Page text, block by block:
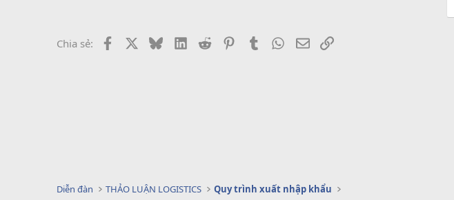
Chia sẻ: Facebook BlueskyLinkedIn
Reddit PinterestTumblr WhatsApp
EmailLink
Diễn đàn THẢO LUẬN LOGISTICS Quy trình xuất nhập khẩu